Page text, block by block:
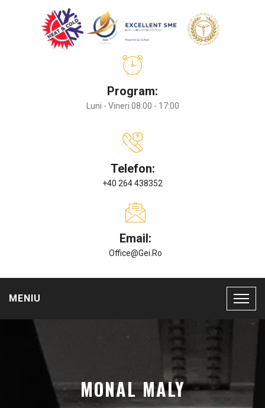
Program:
Luni - Vineri 08:00 - 17:00
Telefon:
+40 264 438352
Email:
Office@gei.ro
MENIU
MONAL MALY